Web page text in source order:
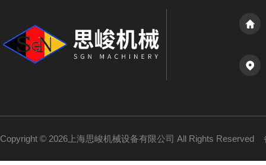
Copyright © 2026上海思峻机械设备有限公司 All Rights Reserved